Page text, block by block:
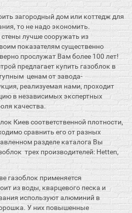
загородный дом или коттедж для
то не надо экономить.
лучше сооружать из
показателям существенно
прослужат Вам более 100 лет!
предлагает купить газоблок в
ценам от завода-
реализуемая нами, проходит
в независимых экспертных
качества.
Киев соответственной плотности,
сравнить его от разных
разделе каталога Вы
трех производителей: Hetten,
газоблок применяется
из воды, кварцевого песка и
используют алюминий в
У них повышенные